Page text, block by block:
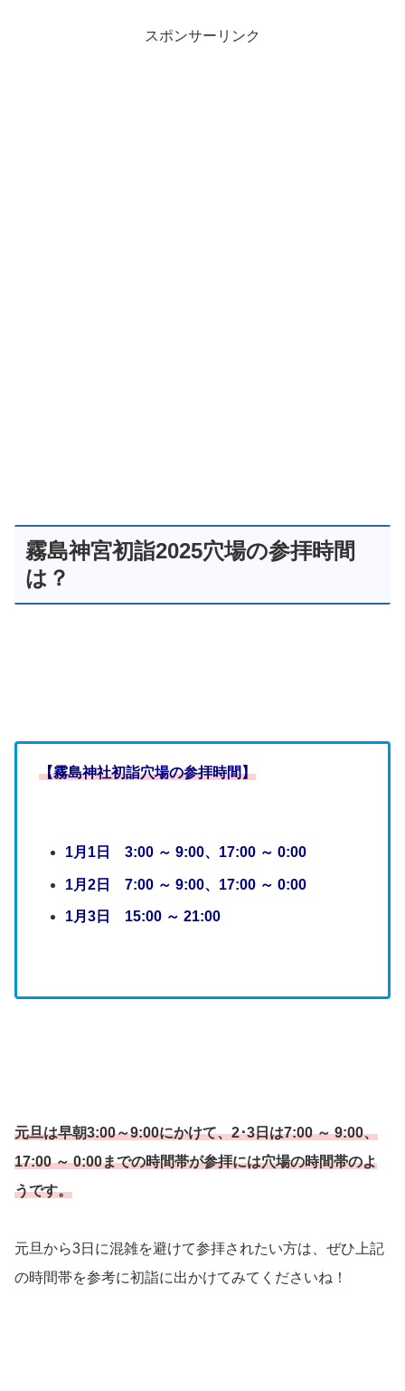
スポンサーリンク
霧島神宮初詣2025穴場の参拝時間
は？
【霧島神社初詣穴場の参拝時間】
1月1日 3:00 ～ 9:00、17:00 ～ 0:00
1月2日 7:00 ～ 9:00、17:00 ～ 0:00
1月3日 15:00 ～ 21:00
元旦は早朝3:00～9:00にかけて、2･3日は7:00 ～ 9:00、
17:00 ～ 0:00までの時間帯が参拝には穴場の時間帯のよ
うです。
元旦から3日に混雑を避けて参拝されたい方は、ぜひ上記
の時間帯を参考に初詣に出かけてみてくださいね！